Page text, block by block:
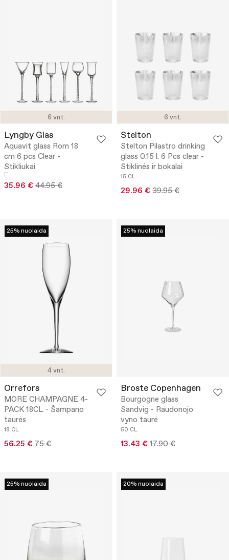
6 vnt.
Lyngby Glas
Aquavit glass Rom 18
cm 6 pcs Clear -
Stikliukai
35.96 € 44.95 €
6 vnt.
Stelton
Stelton Pilastro drinking
glass 0.15 l. 6 Pcs clear -
Stiklinės ir bokalai
15 CL
29.96 € 39.95 €
4 vnt.
25% nuolaida
Orrefors
MORE CHAMPAGNE 4-
PACK 18CL - Šampano
taurės
18 CL
56.25 € 75 €
25% nuolaida
Broste Copenhagen
Bourgogne glass
Sandvig - Raudonojo
vyno taurė
50 CL
13.43 € 17.90 €
25% nuolaida 20% nuolaida